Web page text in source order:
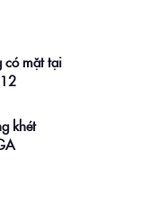
có mặt tại
khét